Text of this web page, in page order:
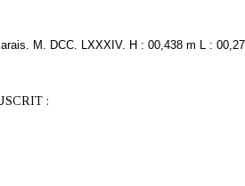
M. DCC. LXXXIV. H : 00,438 m L :
: